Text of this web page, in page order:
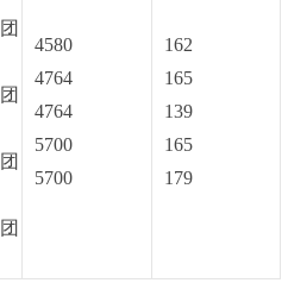
4580
4764
4764
5700
5700
162
165
139
165
179